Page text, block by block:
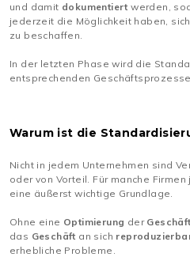
und damit dokumentiert werden,
jederzeit die Möglichkeit haben,
zu beschaffen.
In der letzten Phase wird die
entsprechenden
Warum ist die
Nicht in jedem Unternehmen sind
oder von Vorteil. Für manche
eine äußerst wichtige Grundlage.
Ohne eine Optimierung der
das Geschäft an sich
erhebliche Probleme.